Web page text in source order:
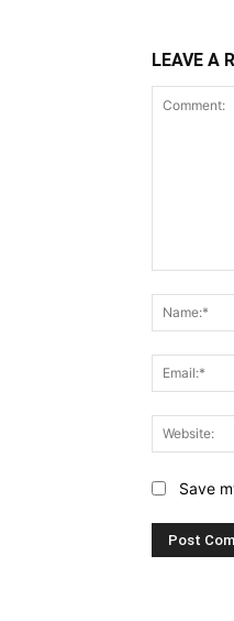
LEAVE A
Save